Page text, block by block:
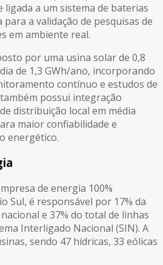
a um sistema de baterias
para a validação de pesquisas de
em ambiente real.
por uma usina solar de 0,8
de 1,3 GWh/ano, incorporando
contínuo e estudos de
possui integração
distribuição local em média
maior confiabilidade e
energético.
de energia 100%
Sul, é responsável por 17% da
e 37% do total de linhas
Interligado Nacional (SIN). A
sendo 47 hídricas, 33 eólicas